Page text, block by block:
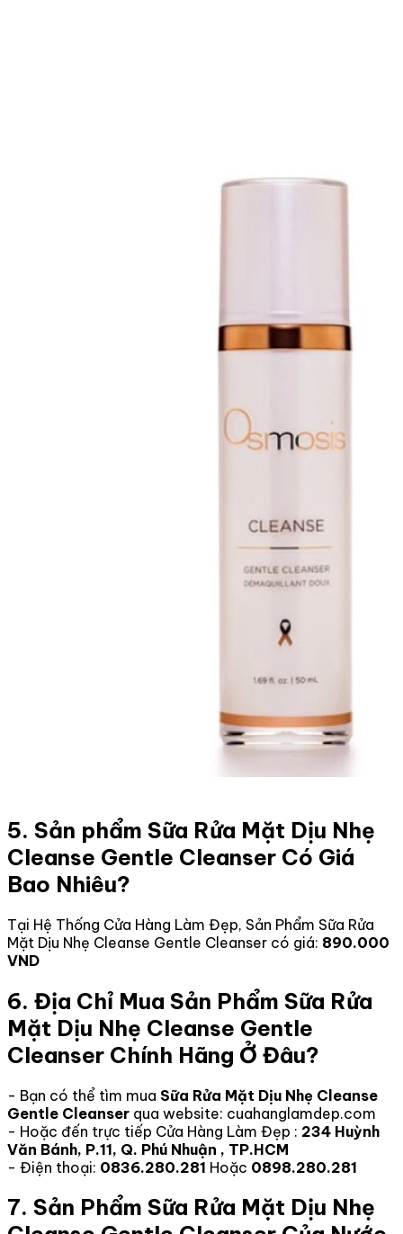
5. Sản phẩm Sữa Rửa Mặt Dịu Nhẹ
Cleanse Gentle Cleanser Có Giá
Bao Nhiêu?
Tại Hệ Thống Cửa Hàng Làm Đẹp, Sản Phẩm Sữa Rửa
Mặt Dịu Nhẹ Cleanse Gentle Cleanser có giá: 890.000
VND
6. Địa Chỉ Mua Sản Phẩm Sữa Rửa
Mặt Dịu Nhẹ Cleanse Gentle
Cleanser Chính Hãng Ở Đâu?
- Bạn có thể tìm mua Sữa Rửa Mặt Dịu Nhẹ Cleanse
Gentle Cleanser qua website: cuahanglamdep.com
- Hoặc đến trực tiếp Cửa Hàng Làm Đẹp : 234 Huỳnh
Văn Bánh, P.11, Q. Phú Nhuận , TP.HCM
- Điện thoại: 0836.280.281 Hoặc 0898.280.281
7. Sản Phẩm Sữa Rửa Mặt Dịu Nhẹ